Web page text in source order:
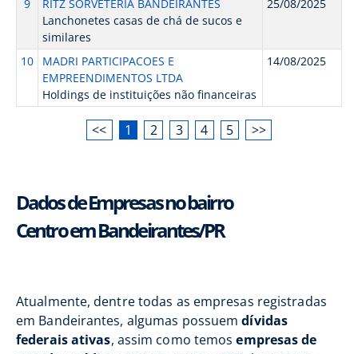
9
RITZ SORVETERIA BANDEIRANTES
Lanchonetes casas de chá de sucos e
similares
25/08/2025
10
MADRI PARTICIPACOES E
EMPREENDIMENTOS LTDA
Holdings de instituições não financeiras
14/08/2025
<< 1 2 3 4 5 >>
Dados de Empresas no bairro
Centro em Bandeirantes/PR
Atualmente, dentre todas as empresas registradas
em Bandeirantes, algumas possuemdívidas
federais ativas, assim como temosempresas de